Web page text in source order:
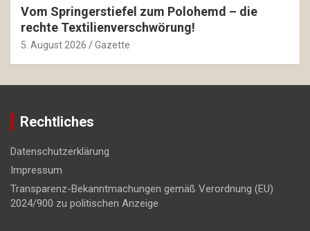
Vom Springerstiefel zum Polohemd – die
rechte Textilienverschwörung!
5. August 2026 Gazette
Rechtliches
Datenschutzerklärung
Impressum
Transparenz-Bekanntmachungen gemäß Verordnung (EU)
2024/900 zu politischen Anzeige